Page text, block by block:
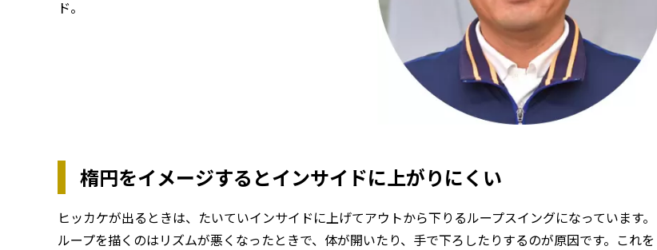
ド。
楕円をイメージするとインサイドに上がりにくい
ヒッカケが出るときは、たいていインサイドに上げてアウトから下りるループスイングになっています。
ループを描くのはリズムが悪くなったときで、体が開いたり、手で下ろしたりするのが原因です。これを